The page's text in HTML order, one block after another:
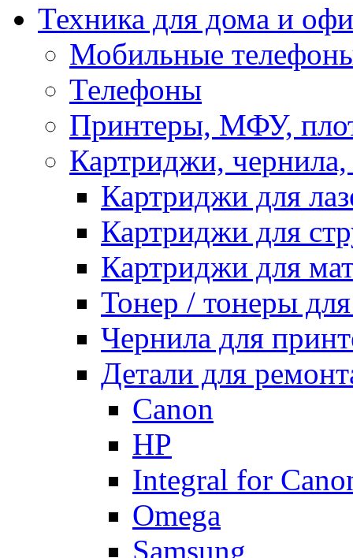
Техника для дома и
Мобильные
Телефоны
Принтеры, МФУ,
Картриджи,
Картриджи для
Картриджи для
Картриджи для
Тонер / тонеры
Чернила для
Детали для
Canon
HP
Integral for
Omega
Samsung